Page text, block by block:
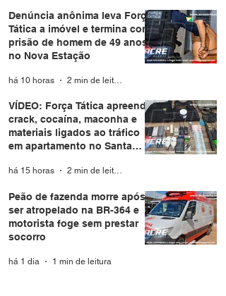
Denúncia anônima leva Força
Tática a imóvel e termina com
prisão de homem de 49 anos
no Nova Estação
há 10 horas 2 min de leitura
VÍDEO: Força Tática apreende
crack, cocaína, maconha e
materiais ligados ao tráfico
em apartamento no Santa
há 15 horas 2 min de leitura
Peão de fazenda morre após
ser atropelado na BR-364 e
motorista foge sem prestar
socorro
há 1 dia 1 min de leitura